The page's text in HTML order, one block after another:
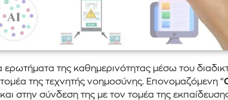
της καθημερινότητας μέσω του
της τεχνητής νοημοσύνης. Επονομαζόμενη “
στην σύνδεση της με τον τομέα της